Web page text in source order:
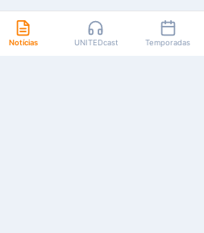
Notícias UNITEDcast Temporadas